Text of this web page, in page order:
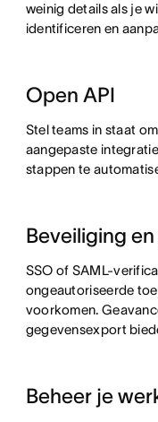
weinig details als je
identificeren en
Open API
Stel teams in staat
aangepaste
stappen te
Beveiliging
SSO of SAML-
ongeautoriseerde
voorkomen.
gegevensexport
Beheer je